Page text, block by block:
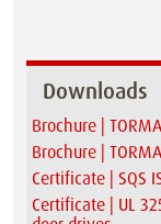
Downloads
Brochure |
Brochure |
Certificate | SQS
Certificate | UL